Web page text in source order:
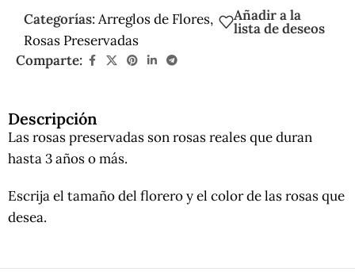
Categorías:Arreglos de Flores,
Rosas Preservadas
Añadir a la
lista de deseos
Comparte:
Descripción
Las rosas preservadas son rosas reales que duran
hasta 3 años o más.
Escrija el tamaño del florero y el color de las rosas que
desea.